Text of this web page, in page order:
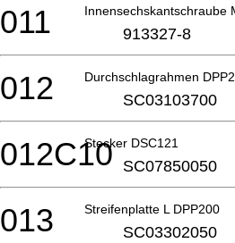
Innensechskantschraube
011 913327-8
Durchschlagrahmen
012 SC03103700
Stecker DSC121
012C10 SC07850050
Streifenplatte L DPP200
013 SC03302050